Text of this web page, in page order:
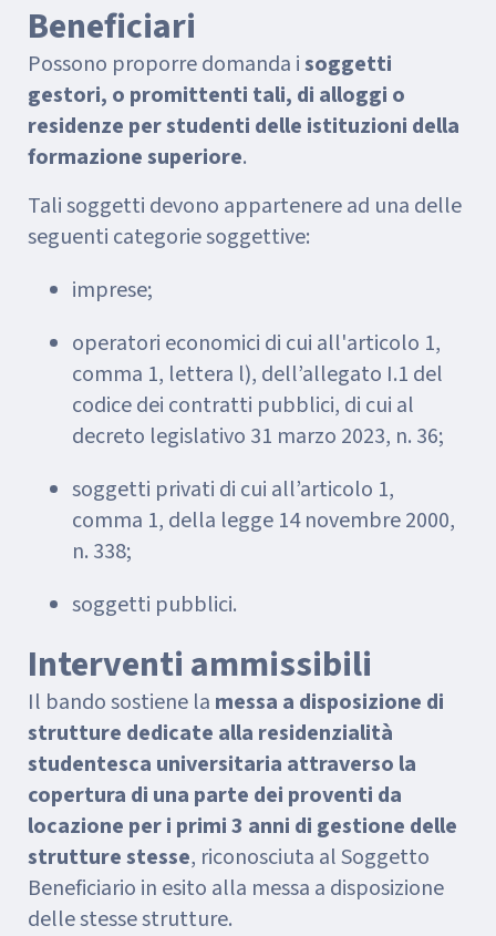
Beneficiari
Possono proporre domanda isoggetti
gestori, o promittenti tali, di alloggi o
residenze per studenti delle istituzioni della
formazione superiore.
Tali soggetti devono appartenere ad una delle
seguenti categorie soggettive:
imprese;
operatori economici di cui all'articolo 1,
comma 1, lettera l), dell’allegato I.1 del
codice dei contratti pubblici, di cui al
decreto legislativo 31 marzo 2023, n. 36;
soggetti privati di cui all’articolo 1,
comma 1, della legge 14 novembre 2000,
n. 338;
soggetti pubblici.
Interventi ammissibili
Il bando sostiene la messa a disposizione di
strutture dedicate alla residenzialità
studentesca universitaria attraverso la
copertura di una parte dei proventi da
locazione per i primi 3 anni di gestione delle
strutture stesse, riconosciuta al Soggetto
Beneficiario in esito alla messa a disposizione
delle stesse strutture.